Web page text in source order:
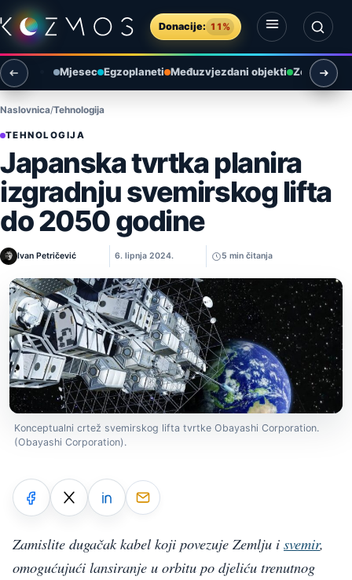
Preskoči na sadržaj
Donacije: 11%
Otvori izbornik
Otvori pretragu
Mjesec Egzoplaneti Međuzvjezdani objekti Zemlja i
Naslovnica Tehnologija
TEHNOLOGIJA
Japanska tvrtka planira
izgradnju svemirskog lifta
do 2050 godine
Ivan Petričević 6. lipnja 2024. 5 min čitanja
Konceptualni crtež svemirskog lifta tvrtke Obayashi Corporation.
(Obayashi Corporation).
Zamislite dugačak kabel koji povezuje Zemlju i svemir,
omogućujući lansiranje u orbitu po djeliću trenutnog